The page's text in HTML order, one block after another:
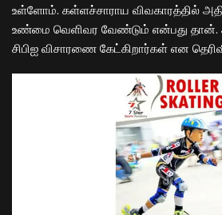
உள்ளோம். கள்ளச்சாராய விவகாரத்தில்
உண்மை வெளிவர வேண்டும் என்பது
சிபிஐ விசாரணை கேட்கிறார்கள் என